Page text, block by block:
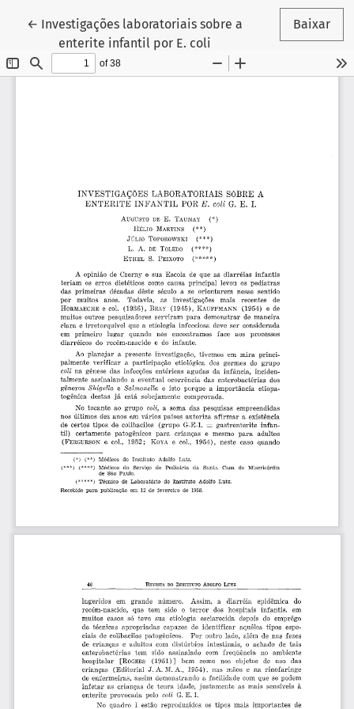
← Voltar aos Detalhes do Artigo
Investigações laboratoriais sobre a
enterite infantil por E. coli
Baixar